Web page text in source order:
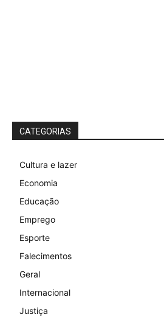
CATEGORIAS
Cultura e lazer
Economia
Educação
Emprego
Esporte
Falecimentos
Geral
Internacional
Justiça